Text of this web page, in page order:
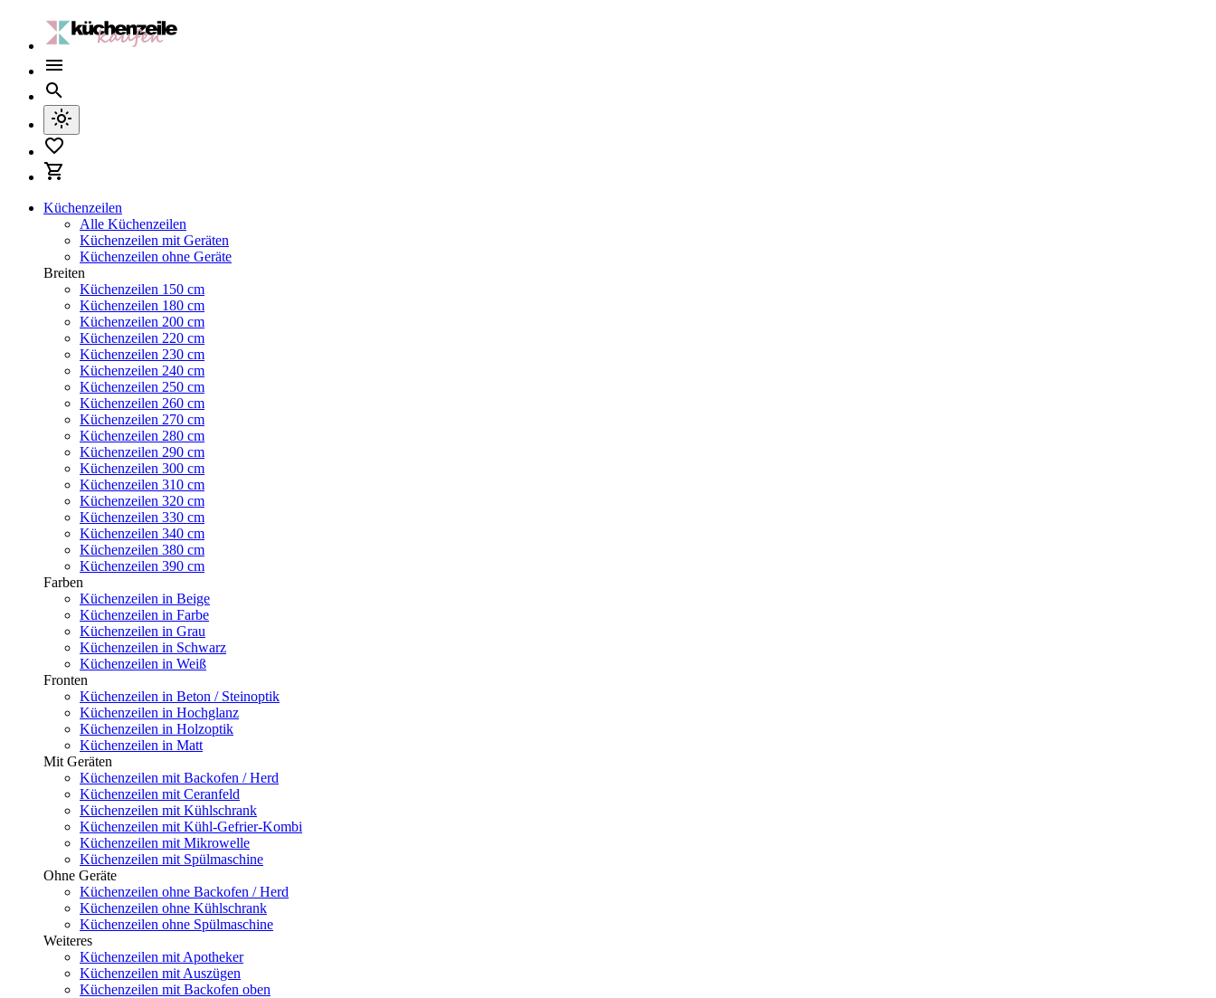
Küchenzeilen
Alle Küchenzeilen
Küchenzeilen mit Geräten
Küchenzeilen ohne Geräte
Breiten
Küchenzeilen 150 cm
Küchenzeilen 180 cm
Küchenzeilen 200 cm
Küchenzeilen 220 cm
Küchenzeilen 230 cm
Küchenzeilen 240 cm
Küchenzeilen 250 cm
Küchenzeilen 260 cm
Küchenzeilen 270 cm
Küchenzeilen 280 cm
Küchenzeilen 290 cm
Küchenzeilen 300 cm
Küchenzeilen 310 cm
Küchenzeilen 320 cm
Küchenzeilen 330 cm
Küchenzeilen 340 cm
Küchenzeilen 380 cm
Küchenzeilen 390 cm
Farben
Küchenzeilen in Beige
Küchenzeilen in Farbe
Küchenzeilen in Grau
Küchenzeilen in Schwarz
Küchenzeilen in Weiß
Fronten
Küchenzeilen in Beton / Steinoptik
Küchenzeilen in Hochglanz
Küchenzeilen in Holzoptik
Küchenzeilen in Matt
Mit Geräten
Küchenzeilen mit Backofen / Herd
Küchenzeilen mit Ceranfeld
Küchenzeilen mit Kühlschrank
Küchenzeilen mit Kühl-Gefrier-Kombi
Küchenzeilen mit Mikrowelle
Küchenzeilen mit Spülmaschine
Ohne Geräte
Küchenzeilen ohne Backofen / Herd
Küchenzeilen ohne Kühlschrank
Küchenzeilen ohne Spülmaschine
Weiteres
Küchenzeilen mit Apotheker
Küchenzeilen mit Auszügen
Küchenzeilen mit Backofen oben